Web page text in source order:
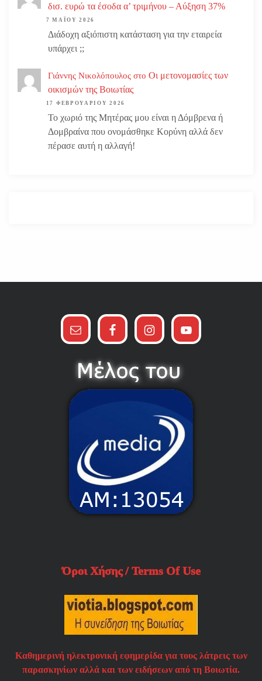
δισ. ευρώ τα έσοδα α’ τριμήνου – Αύξηση 37%
7 ΜΑΪ́ΟΥ 2026
Διάδοχη αξιόπιστη κατάσταση για την εταιρεία
υπάρχει ;;
Γιάννης Νικολόπουλος στο Οι μετονομασίες των
οικισμών της Βοιωτίας
17 ΦΕΒΡΟΥΑΡΊΟΥ 2026
Το χωριό της Μητέρας μου είναι η Δόμβρενα ή
Δομβραίνα που ονομάσθηκε Κορύνη αλλά δεν
πέρασε αυτή η αλλαγή!
Όροι Χήσης / Terms Of Use
Καθημερινή ηλεκτρονική εφημερίδα για τους λάτρεις των
παρασκηνίων αλλά και των ειδήσεων από τη Βοιωτία.